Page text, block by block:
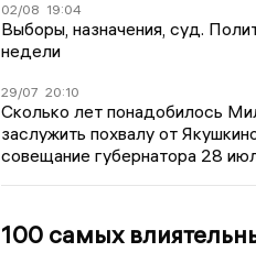
02/08 19:04
Выборы, назначения, суд.
недели
29/07 20:10
Сколько лет понадобилось
заслужить похвалу от
совещание губернатора 28
100 самых